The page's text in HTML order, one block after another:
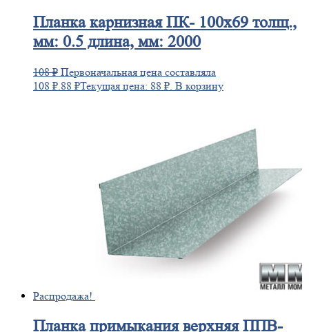
Планкакарнизная ПК- 100х69 толщ.,
мм: 0.5 длина, мм: 2000
108₽ Первоначальная цена составляла
108 ₽.88 ₽Текущая цена: 88 ₽. В корзину
Распродажа!
Планкапримыкания верхняя ППВ-